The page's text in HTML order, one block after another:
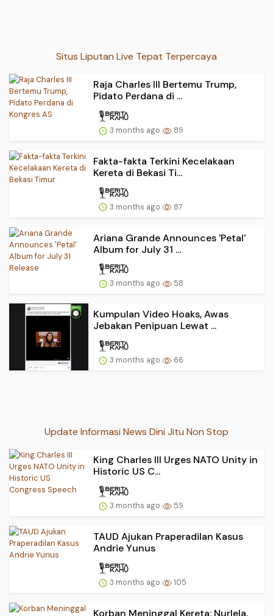
Situs Liputan Live Tepat Terpercaya
Raja Charles III Bertemu Trump,
Pidato Perdana di ...
3 months ago 89
Fakta-fakta Terkini Kecelakaan
Kereta di Bekasi Ti...
3 months ago 87
Ariana Grande Announces 'Petal'
Album for July 31 ...
3 months ago 58
Kumpulan Video Hoaks, Awas
Jebakan Penipuan Lewat ...
3 months ago 66
Update Informasi News Dini Jitu Non Stop
King Charles III Urges NATO Unity in
Historic US C...
3 months ago 59
TAUD Ajukan Praperadilan Kasus
Andrie Yunus
3 months ago 105
Korban Meninggal Kereta: Nurlela,